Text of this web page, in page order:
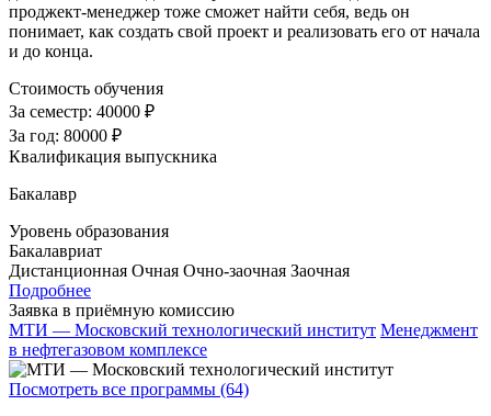
проджект-менеджер тоже сможет найти себя, ведь он
понимает, как создать свой проект и реализовать его от начала
и до конца.
Стоимость обучения
За семестр: 40000 ₽
За год: 80000 ₽
Квалификация выпускника
Бакалавр
Уровень образования
Бакалавриат
Дистанционная Очная Очно-заочная Заочная
Подробнее
Заявка в приёмную комиссию
МТИ — Московский технологический институт Менеджмент
в нефтегазовом комплексе
Посмотреть все программы (64)